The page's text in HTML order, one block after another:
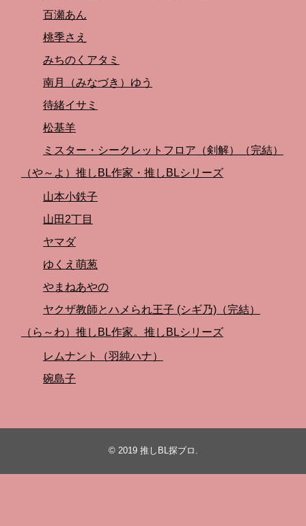
百瀬あん
桃季さえ
みちのくアタミ
南月（みなづき）ゆう
待緒イサミ
松基羊
ミスター・シークレットフロア（剣解）（完結）
（や～よ）推しBL作家・推しBLシリーズ
山本小鉄子
山田2丁目
ヤマダ
ゆくえ萌葱
やまねあやの
ヤクザ教師とハメられ王子 (シギ乃)（完結）
（ら～わ）推しBL作家。推しBLシリーズ
レムナント（羽純ハナ）
碗島子
© 2019 推しBL探ブロ